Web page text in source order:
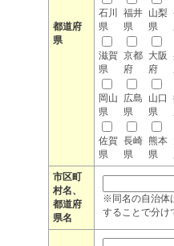
都道府
県
石川
県
福井
県
山梨
県
滋賀
県
京都
府
大阪
府
岡山
県
広島
県
山口
県
佐賀
県
長崎
県
熊本
県
市区町
村名、
都道府
県名
※同名の自治体
することで分け